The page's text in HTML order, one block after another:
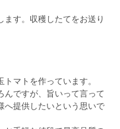
ます。収穫したてをお送り
マトを作っています。
んですが、旨いって言って
へ提供したいという思いで